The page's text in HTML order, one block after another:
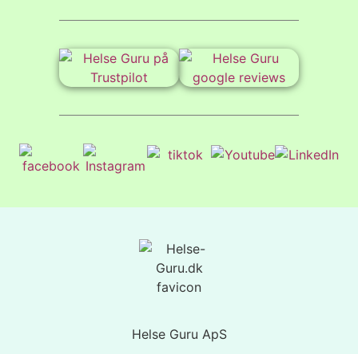
Helse Guru ApS